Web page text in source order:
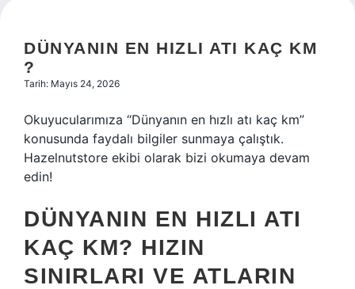
Hakkımızda
DÜNYANIN EN HIZLI ATI KAÇ KM
?
Tarih: Mayıs 24, 2026
Okuyucularımıza “Dünyanın en hızlı atı kaç km”
konusunda faydalı bilgiler sunmaya çalıştık.
Hazelnutstore ekibi olarak bizi okumaya devam
edin!
DÜNYANIN EN HIZLI ATI
KAÇ KM? HIZIN
SINIRLARI VE ATLARIN